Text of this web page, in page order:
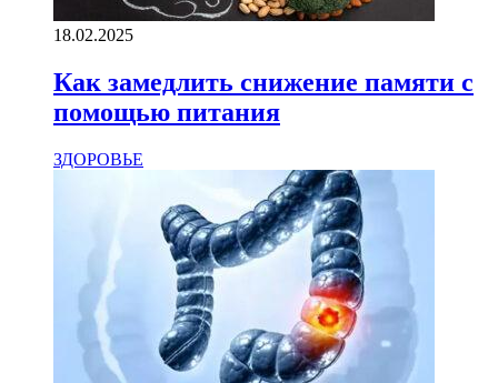
18.02.2025
Как замедлить снижение памяти с
помощью питания
ЗДОРОВЬЕ